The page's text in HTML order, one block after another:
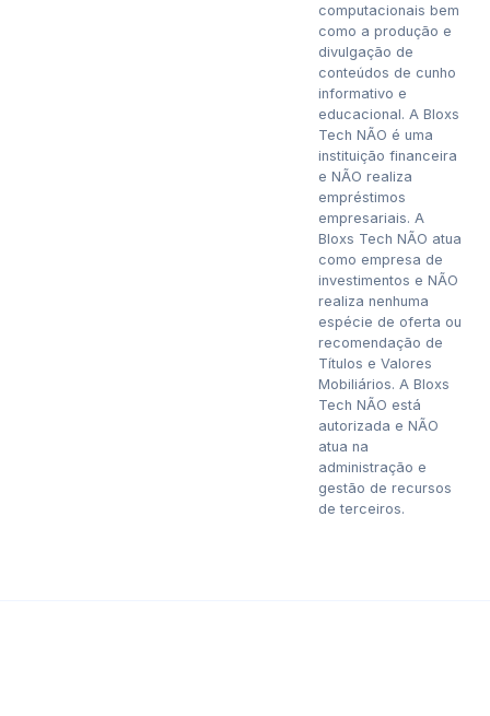
computacionais bem
como a produção e
divulgação de
conteúdos de cunho
informativo e
educacional. A Bloxs
Tech NÃO é uma
instituição financeira
e NÃO realiza
empréstimos
empresariais. A
Bloxs Tech NÃO atua
como empresa de
investimentos e NÃO
realiza nenhuma
espécie de oferta ou
recomendação de
Títulos e Valores
Mobiliários. A Bloxs
Tech NÃO está
autorizada e NÃO
atua na
administração e
gestão de recursos
de terceiros.